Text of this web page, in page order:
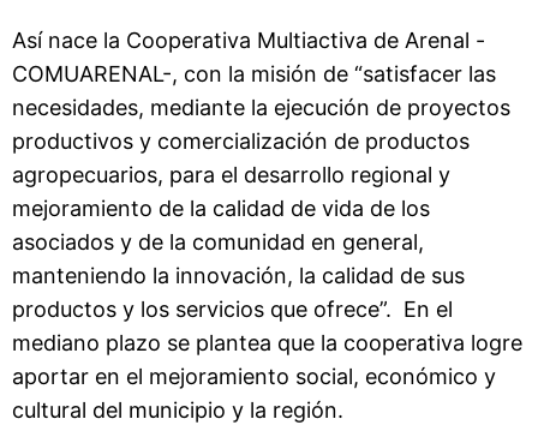
Así nace la Cooperativa Multiactiva de Arenal -
COMUARENAL-, con la misión de “satisfacer las
necesidades, mediante la ejecución de proyectos
productivos y comercialización de productos
agropecuarios, para el desarrollo regional y
mejoramiento de la calidad de vida de los
asociados y de la comunidad en general,
manteniendo la innovación, la calidad de sus
productos y los servicios que ofrece”. En el
mediano plazo se plantea que la cooperativa logre
aportar en el mejoramiento social, económico y
cultural del municipio y la región.